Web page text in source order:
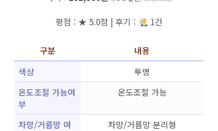
평점 : ★ 5.0점 | 후기 : 1건
구분
내용
색상
투명
온도조절 가능여
부
온도조절 가능
차망/거름망 여
차망/거름망 분리형